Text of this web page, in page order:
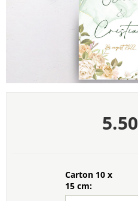
5.50
Carton 10 x
15 cm: